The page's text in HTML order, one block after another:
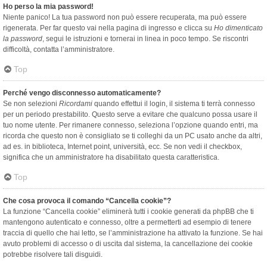
Ho perso la mia password!
Niente panico! La tua password non può essere recuperata, ma può essere
rigenerata. Per far questo vai nella pagina di ingresso e clicca su Ho dimenticato
la password, segui le istruzioni e tornerai in linea in poco tempo. Se riscontri
difficoltà, contatta l’amministratore.
Top
Perché vengo disconnesso automaticamente?
Se non selezioni Ricordami quando effettui il login, il sistema ti terrà connesso
per un periodo prestabilito. Questo serve a evitare che qualcuno possa usare il
tuo nome utente. Per rimanere connesso, seleziona l’opzione quando entri, ma
ricorda che questo non è consigliato se ti colleghi da un PC usato anche da altri,
ad es. in biblioteca, Internet point, università, ecc. Se non vedi il checkbox,
significa che un amministratore ha disabilitato questa caratteristica.
Top
Che cosa provoca il comando “Cancella cookie”?
La funzione “Cancella cookie” eliminerà tutti i cookie generati da phpBB che ti
mantengono autenticato e connesso, oltre a permetterti ad esempio di tenere
traccia di quello che hai letto, se l’amministrazione ha attivato la funzione. Se hai
avuto problemi di accesso o di uscita dal sistema, la cancellazione dei cookie
potrebbe risolvere tali disguidi.